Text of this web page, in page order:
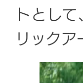
トとし
リック